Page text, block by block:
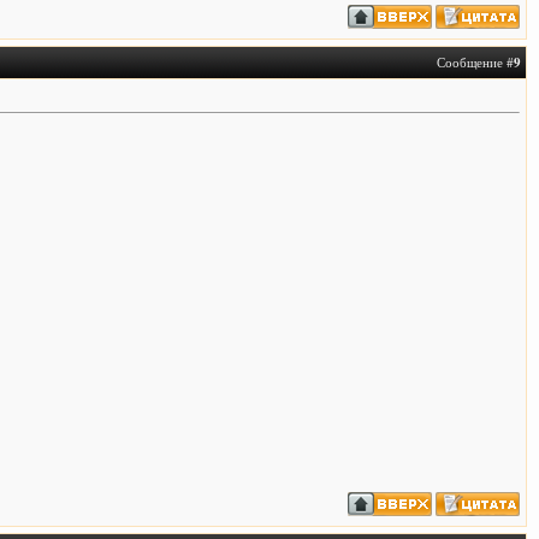
Сообщение #9